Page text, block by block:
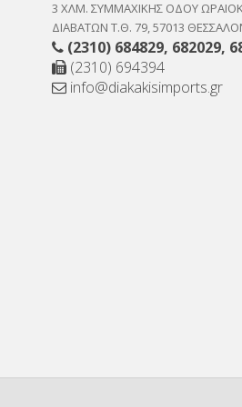
3 ΧΛΜ. ΣΥΜΜΑΧΙΚΗΣ ΟΔΟΥ
ΔΙΑΒΑΤΩΝ Τ.Θ. 79, 57013
(2310) 684829, 682029,
(2310) 694394
info@diakakisimports.gr